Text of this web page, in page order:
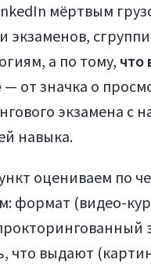
мёртвым
экзаменов,
а по тому, что
— от значка о
экзамена с
навыка.
оцениваем по
формат (видео-
что выдают